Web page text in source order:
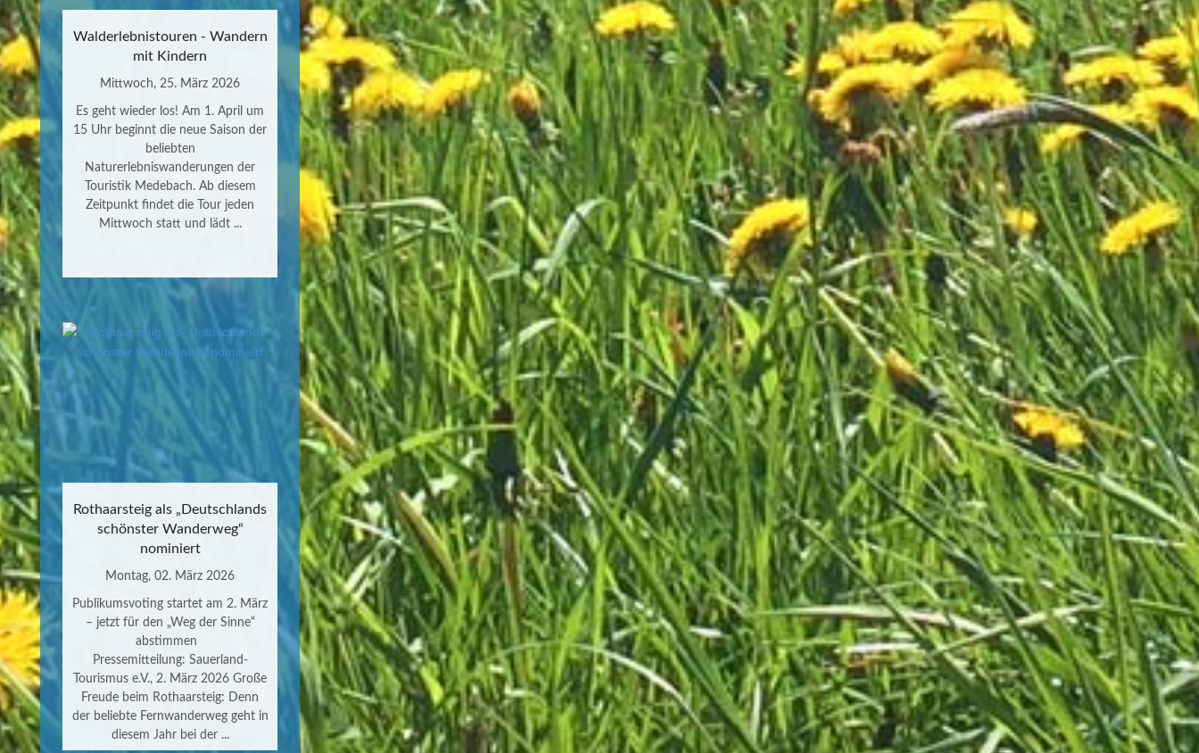
Walderlebnistouren - Wandern
mit Kindern
Mittwoch, 25. März 2026
Es geht wieder los! Am 1. April um
15 Uhr beginnt die neue Saison der
beliebten
Naturerlebniswanderungen der
Touristik Medebach. Ab diesem
Zeitpunkt findet die Tour jeden
Mittwoch statt und lädt ...
Rothaarsteig als „Deutschlands
schönster Wanderweg“
nominiert
Montag, 02. März 2026
Publikumsvoting startet am 2. März
– jetzt für den „Weg der Sinne“
abstimmen
Pressemitteilung: Sauerland-
Tourismus e.V., 2. März 2026 Große
Freude beim Rothaarsteig: Denn
der beliebte Fernwanderweg geht in
diesem Jahr bei der ...